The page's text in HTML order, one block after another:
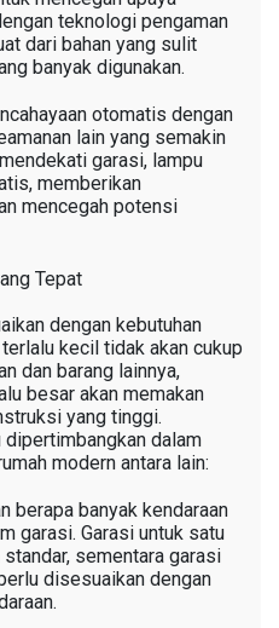
teknologi pengaman
dari bahan yang sulit
banyak digunakan.
otomatis dengan
lain yang semakin
garasi, lampu
memberikan
mencegah potensi
Tepat
dengan kebutuhan
kecil tidak akan cukup
dan barang lainnya,
besar akan memakan
yang tinggi.
dalam
modern antara lain:
berapa banyak kendaraan
garasi. Garasi untuk satu
sementara garasi
disesuaikan dengan